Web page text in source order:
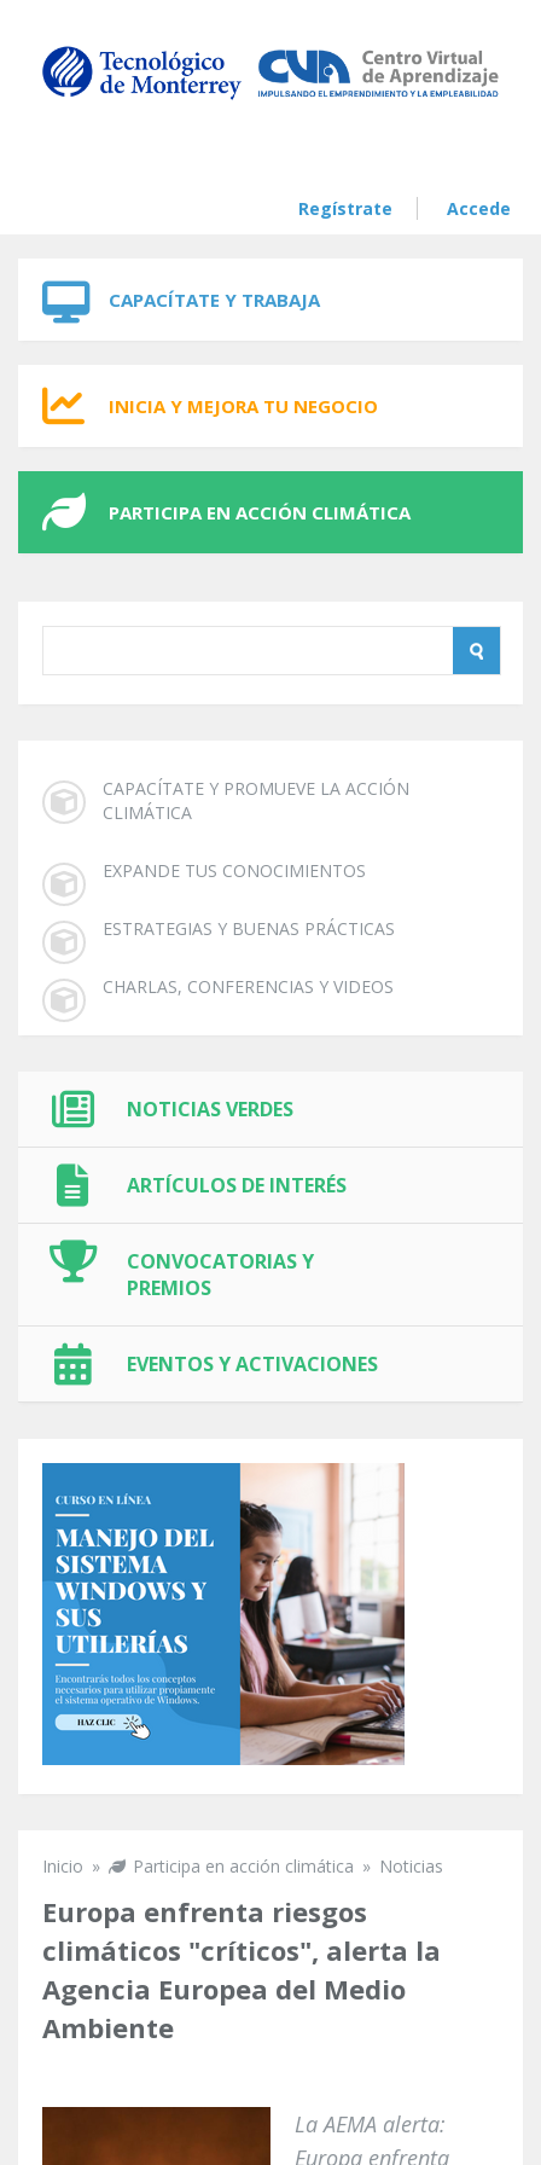
Regístrate Accede
CAPACÍTATE Y TRABAJA
INICIA Y MEJORA TU NEGOCIO
PARTICIPA EN ACCIÓN CLIMÁTICA
CAPACÍTATE Y PROMUEVE LA ACCIÓN
CLIMÁTICA
EXPANDE TUS CONOCIMIENTOS
ESTRATEGIAS Y BUENAS PRÁCTICAS
CHARLAS, CONFERENCIAS Y VIDEOS
NOTICIAS VERDES
ARTÍCULOS DE INTERÉS
CONVOCATORIAS Y
PREMIOS
EVENTOS Y ACTIVACIONES
Inicio » Participa en acción climática » Noticias
Europa enfrenta riesgos
climáticos "críticos", alerta la
Agencia Europea del Medio
Ambiente
La AEMA alerta:
Europa enfrenta